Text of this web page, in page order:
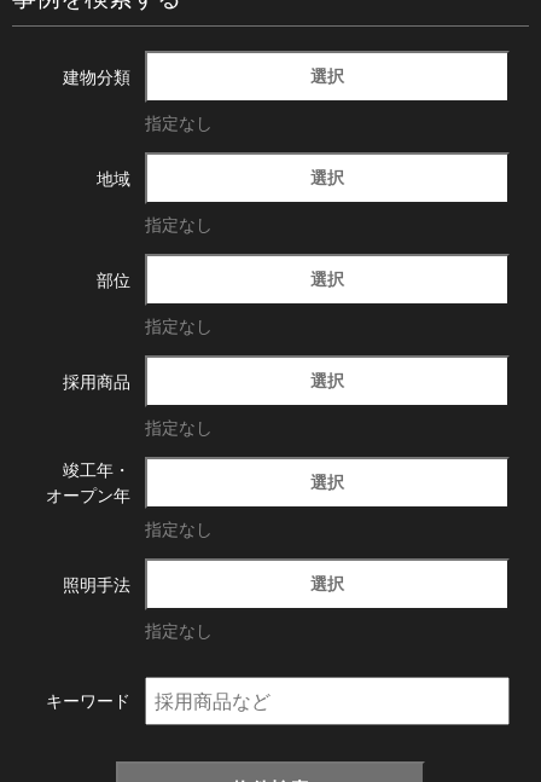
建物分類 選択
指定なし
地域 選択
指定なし
部位 選択
指定なし
採用商品 選択
指定なし
竣工年・
オープン年
選択
指定なし
照明手法 選択
指定なし
キーワード